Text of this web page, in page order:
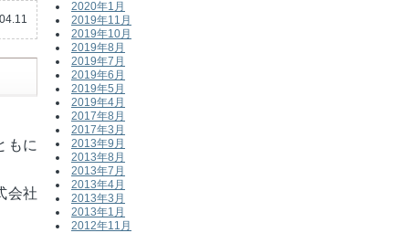
2020年1月
2019年11月
2019年10月
2019年8月
2019年7月
2019年6月
2019年5月
2019年4月
2017年8月
2017年3月
2013年9月
2013年8月
2013年7月
2013年4月
2013年3月
2013年1月
2012年11月
もに
会社